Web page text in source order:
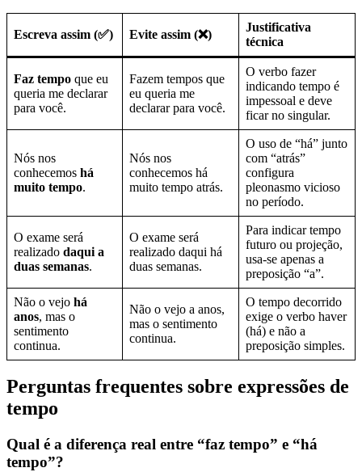
Escreva assim (✅) Evite assim (❌)
Justificativa
técnica
Faz tempo que eu
queria me declarar
para você.
Fazem tempos que
eu queria me
declarar para você.
O verbo fazer
indicando tempo é
impessoal e deve
ficar no singular.
Nós nos
conhecemos há
muito tempo.
Nós nos
conhecemos há
muito tempo atrás.
O uso de “há” junto
com “atrás”
configura
pleonasmo vicioso
no período.
O exame será
realizado daqui a
duas semanas.
O exame será
realizado daqui há
duas semanas.
Para indicar tempo
futuro ou projeção,
usa-se apenas a
preposição “a”.
Não o vejo há
anos, mas o
sentimento
continua.
Não o vejo a anos,
mas o sentimento
continua.
O tempo decorrido
exige o verbo haver
(há) e não a
preposição simples.
Perguntas frequentes sobre expressões de
tempo
Qual é a diferença real entre “faz tempo” e “há
tempo”?